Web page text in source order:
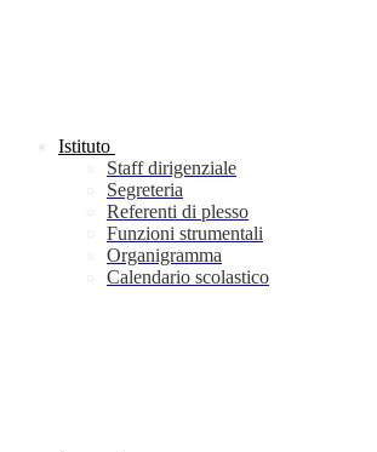
Istituto
Staff dirigenziale
Segreteria
Referenti di plesso
Funzioni strumentali
Organigramma
Calendario scolastico